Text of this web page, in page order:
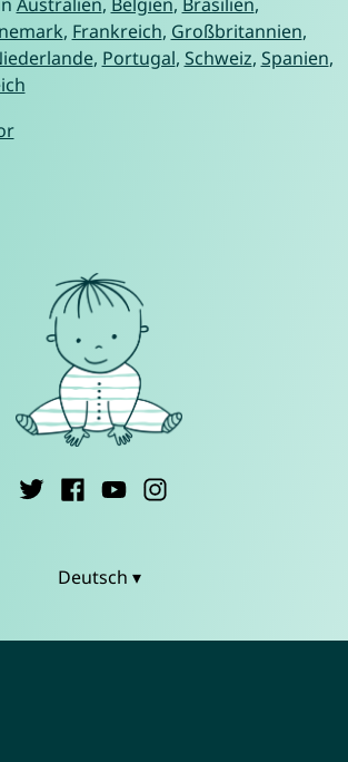
, Frankreich, Großbritannien,
, Portugal, Schweiz, Spanien,
Deutsch ▾